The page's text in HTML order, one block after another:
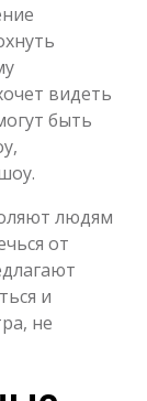
видеть
быть
людям
от
и
не